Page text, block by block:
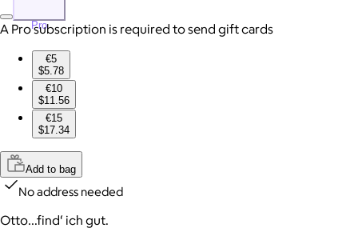
Pro
A Pro subscription is required to send gift cards
€5
$5.78
€10
$11.56
€15
$17.34
Add to bag
No address needed
Otto…find‘ ich gut.